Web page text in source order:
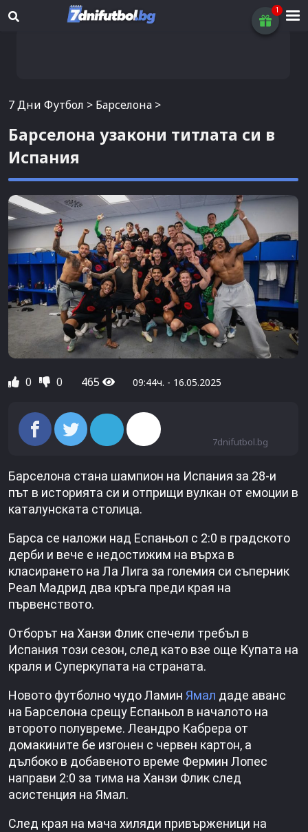
7 Дни Футбол > Барселона >
Барселона узакони титлата си в
Испания
0 0 465 09:44ч. - 16.05.2025
7dnifutbol.bg
Барселона стана шампион на Испания за 28-и
път в историята си и отприщи вулкан от емоции в
каталунската столица.
Барса се наложи над Еспаньол с 2:0 в градското
дерби и вече е недостижим на върха в
класирането на Ла Лига за големия си съперник
Реал Мадрид два кръга преди края на
първенството.
Отборът на Ханзи Флик спечели требъл в
Испания този сезон, след като взе още Купата на
краля и Суперкупата на страната.
Новото футболно чудо Ламин Ямал даде аванс
на Барселона срещу Еспаньол в началото на
второто полувреме. Леандро Кабрера от
домакините бе изгонен с червен картон, а
дълбоко в добавеното време Фермин Лопес
направи 2:0 за тима на Ханзи Флик след
асистенция на Ямал.
След края на мача хиляди привърженици на